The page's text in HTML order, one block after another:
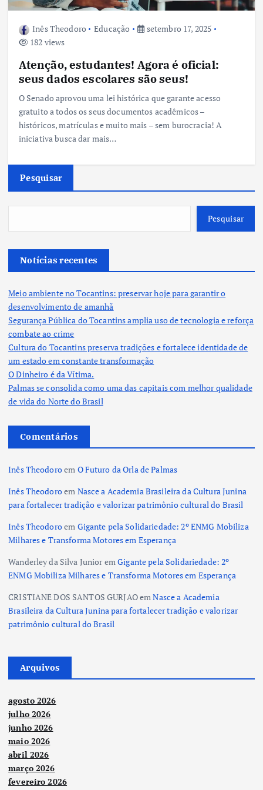
Inês Theodoro Educação
setembro 17, 2025
182 views
Atenção, estudantes! Agora é oficial:
seus dados escolares são seus!
O Senado aprovou uma lei histórica que garante acesso
gratuito a todos os seus documentos acadêmicos –
históricos, matrículas e muito mais – sem burocracia! A
iniciativa busca dar mais…
Pesquisar
Pesquisar
Notícias recentes
Meio ambiente no Tocantins: preservar hoje para garantir o
desenvolvimento de amanhã
Segurança Pública do Tocantins amplia uso de tecnologia e reforça
combate ao crime
Cultura do Tocantins preserva tradições e fortalece identidade de
um estado em constante transformação
O Dinheiro é da Vítima.
Palmas se consolida como uma das capitais com melhor qualidade
de vida do Norte do Brasil
Comentários
Inês Theodoroem O Futuro da Orla de Palmas
Inês Theodoroem Nasce a Academia Brasileira da Cultura Junina
para fortalecer tradição e valorizar patrimônio cultural do Brasil
Inês Theodoroem Gigante pela Solidariedade: 2º ENMG Mobiliza
Milhares e Transforma Motores em Esperança
Wanderley da Silva JunioremGigante pela Solidariedade: 2º
ENMG Mobiliza Milhares e Transforma Motores em Esperança
CRISTIANE DOS SANTOS GURJAOemNasce a Academia
Brasileira da Cultura Junina para fortalecer tradição e valorizar
patrimônio cultural do Brasil
Arquivos
agosto 2026
julho 2026
junho 2026
maio 2026
abril 2026
março 2026
fevereiro 2026